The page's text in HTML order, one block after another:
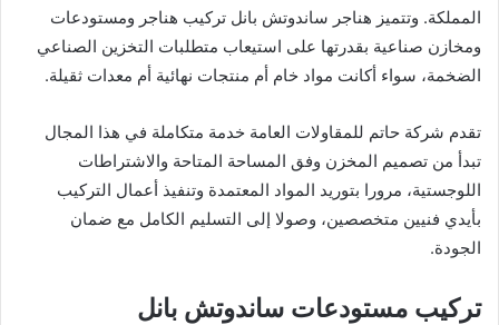
المملكة. وتتميز هناجر ساندوتش بانل تركيب هناجر ومستودعات
ومخازن صناعية بقدرتها على استيعاب متطلبات التخزين الصناعي
الضخمة، سواء أكانت مواد خام أم منتجات نهائية أم معدات ثقيلة.
تقدم شركة حاتم للمقاولات العامة خدمة متكاملة في هذا المجال
تبدأ من تصميم المخزن وفق المساحة المتاحة والاشتراطات
اللوجستية، مرورا بتوريد المواد المعتمدة وتنفيذ أعمال التركيب
بأيدي فنيين متخصصين، وصولا إلى التسليم الكامل مع ضمان
الجودة.
تركيب مستودعات ساندوتش بانل